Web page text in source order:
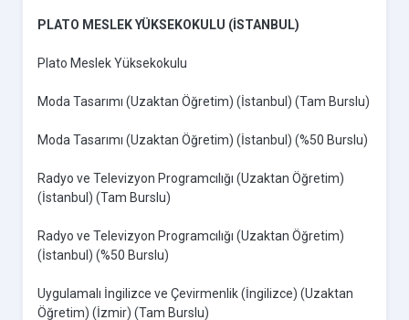
PLATO MESLEK YÜKSEKOKULU (İSTANBUL)
Plato Meslek Yüksekokulu
Moda Tasarımı (Uzaktan Öğretim) (İstanbul) (Tam Burslu)
Moda Tasarımı (Uzaktan Öğretim) (İstanbul) (%50 Burslu)
Radyo ve Televizyon Programcılığı (Uzaktan Öğretim)
(İstanbul) (Tam Burslu)
Radyo ve Televizyon Programcılığı (Uzaktan Öğretim)
(İstanbul) (%50 Burslu)
Uygulamalı İngilizce ve Çevirmenlik (İngilizce) (Uzaktan
Öğretim) (İzmir) (Tam Burslu)